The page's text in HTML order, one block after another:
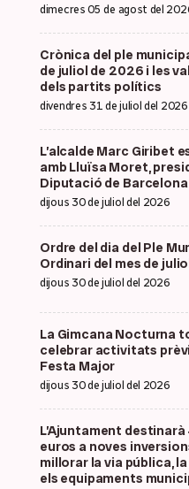
dimecres 05 de agost del
Crònica del ple
de juliol de 2026 i les
dels partits polítics
divendres 31 de juliol del 2026
L’alcalde Marc Giribet
amb Lluïsa Moret,
Diputació de Barcelona
dijous 30 de juliol del 2026
Ordre del dia del Ple
Ordinari del mes de
dijous 30 de juliol del 2026
La Gimcana Nocturna
celebrar activitats
Festa Major
dijous 30 de juliol del 2026
L’Ajuntament
euros a noves
millorar la via pública,
els equipaments